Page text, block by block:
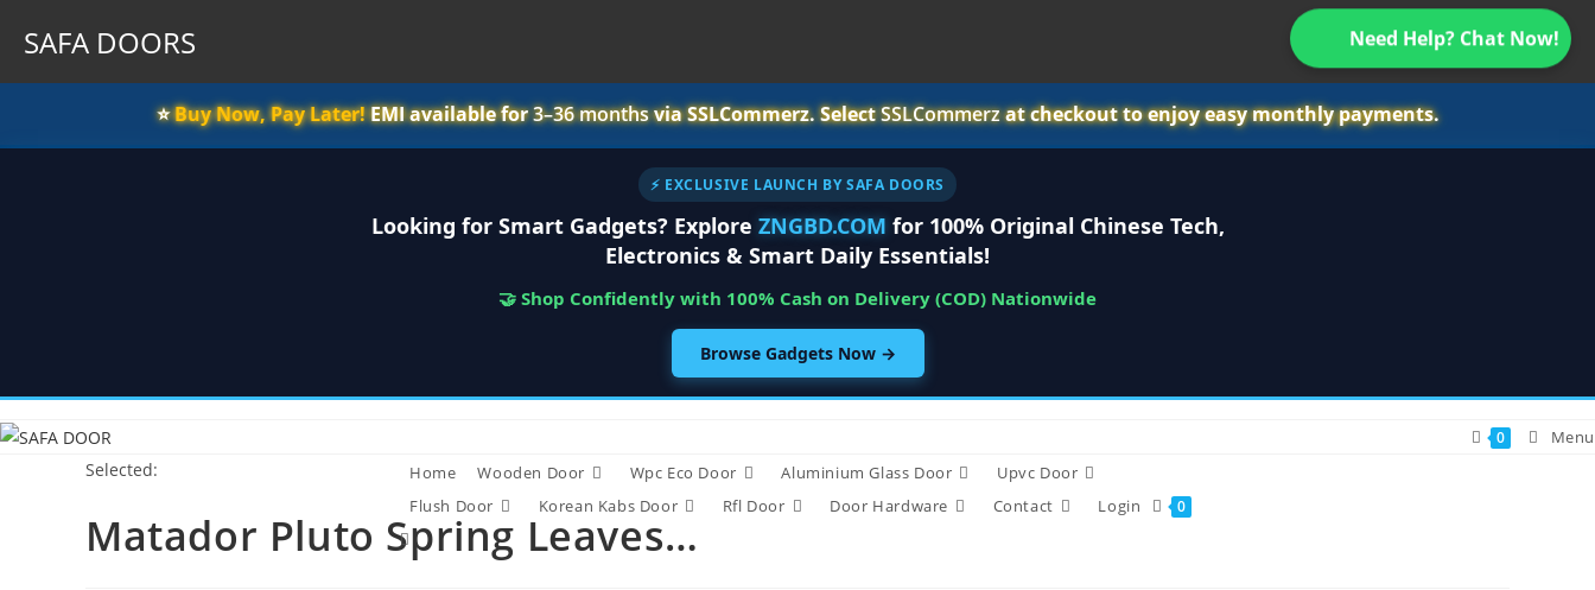
SAFA DOORS Need Help? Chat Now!
⭐️Buy Now, Pay Later!EMI available for3–36 monthsvia SSLCommerz. SelectSSLCommerzat checkout to enjoy easy monthly payments.
⚡ EXCLUSIVE LAUNCH BY SAFA DOORS
Looking for Smart Gadgets? Explore ZNGBD.COM for 100% Original Chinese Tech,
Electronics & Smart Daily Essentials!
🤝 Shop Confidently with 100% Cash on Delivery (COD) Nationwide
Browse Gadgets Now →
to
Home Wooden Door Wpc Eco Door Aluminium Glass Door
Upvc Door
Flush Door
Korean Kabs Door Rfl Door Door Hardware Contact Login 0
Toggle
0 Menu
Selected:
Matador Pluto Spring Leaves…